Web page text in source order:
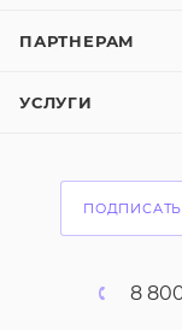
ПАРТНЕРАМ
УСЛУГИ
8